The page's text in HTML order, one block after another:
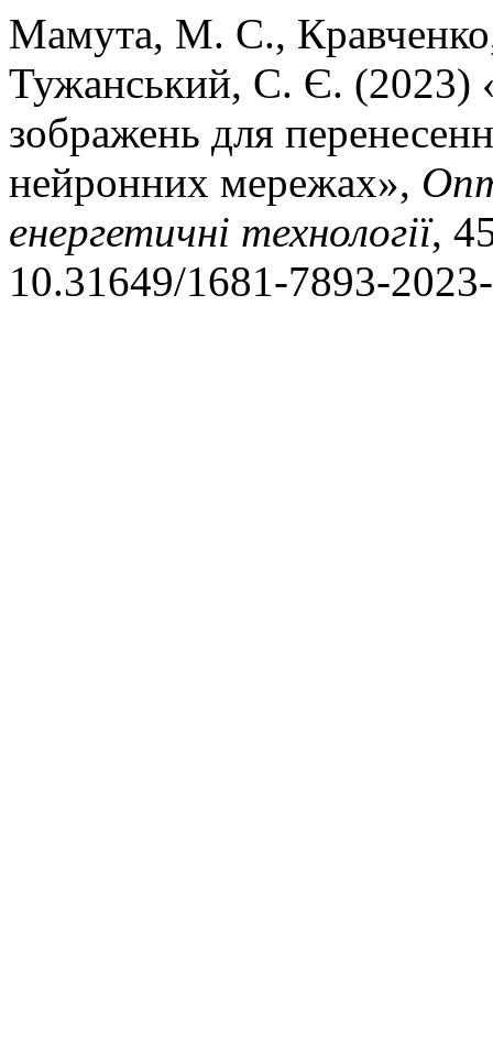
Мамута, М. С.,
Тужанський, С. Є. (2023)
зображень для
нейронних мережах»,
енергетичнi технологiї,
10.31649/1681-7893-